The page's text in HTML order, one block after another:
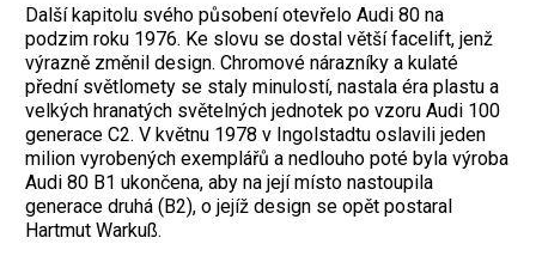
Další kapitolu svého působení otevřelo Audi 80 na
podzim roku 1976. Ke slovu se dostal větší facelift, jenž
výrazně změnil ­design. Chromové nárazníky a kulaté
přední světlomety se staly minulostí, nastala éra plastu a
velkých hranatých světelných jednotek po vzoru Audi 100
generace C2. V květnu 1978 v Ingolstadtu oslavili jeden
milion vyrobených exemplářů a nedlouho poté byla výroba
Audi 80 B1 ukončena, aby na její místo nastoupila
generace druhá (B2), o jejíž design se opět postaral
Hartmut Warkuß.